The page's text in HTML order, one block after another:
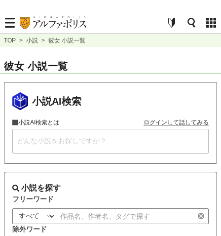
TOP > 小説 > 彼女 小説一覧
彼女 小説一覧
小説AI検索
小説AI検索とは ログインして話してみる
小説を探す
フリーワード
除外ワード